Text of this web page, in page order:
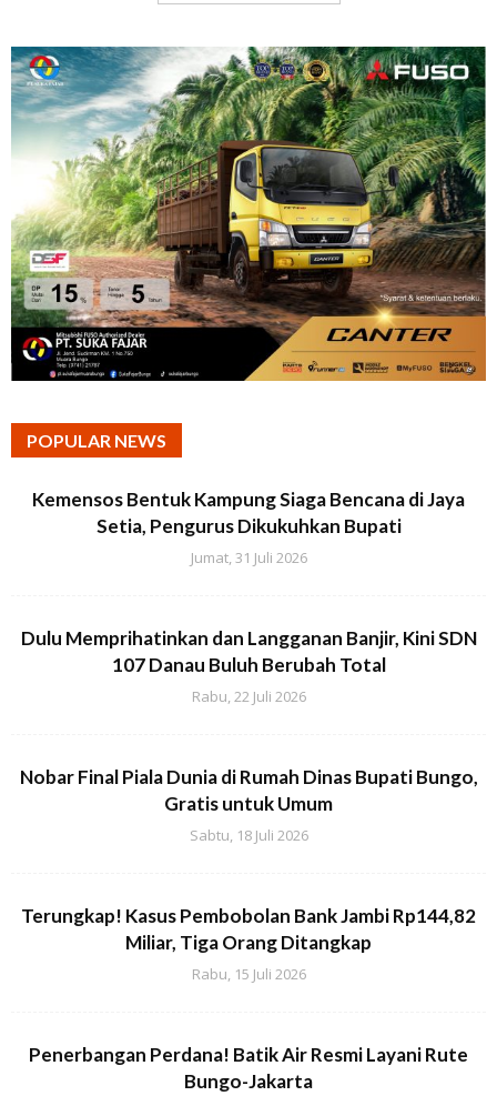
POPULAR NEWS
Kemensos Bentuk Kampung Siaga Bencana di Jaya
Setia, Pengurus Dikukuhkan Bupati
Jumat, 31 Juli 2026
Dulu Memprihatinkan dan Langganan Banjir, Kini SDN
107 Danau Buluh Berubah Total
Rabu, 22 Juli 2026
Nobar Final Piala Dunia di Rumah Dinas Bupati Bungo,
Gratis untuk Umum
Sabtu, 18 Juli 2026
Terungkap! Kasus Pembobolan Bank Jambi Rp144,82
Miliar, Tiga Orang Ditangkap
Rabu, 15 Juli 2026
Penerbangan Perdana! Batik Air Resmi Layani Rute
Bungo-Jakarta